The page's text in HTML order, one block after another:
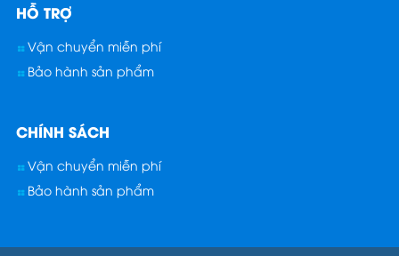
HỖ TRỢ
Vận chuyển miễn phí
Bảo hành sản phẩm
CHÍNH SÁCH
Vận chuyển miễn phí
Bảo hành sản phẩm